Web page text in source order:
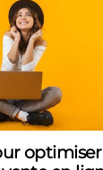
optimiser